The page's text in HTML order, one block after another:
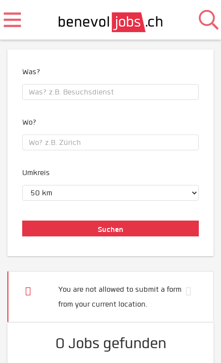
Was?
Wo?
Umkreis
You are not allowed to submit a form
from your current location.
0 Jobs gefunden